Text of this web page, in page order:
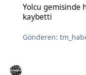
Yolcu gemisinde
kaybetti
Gönderen: